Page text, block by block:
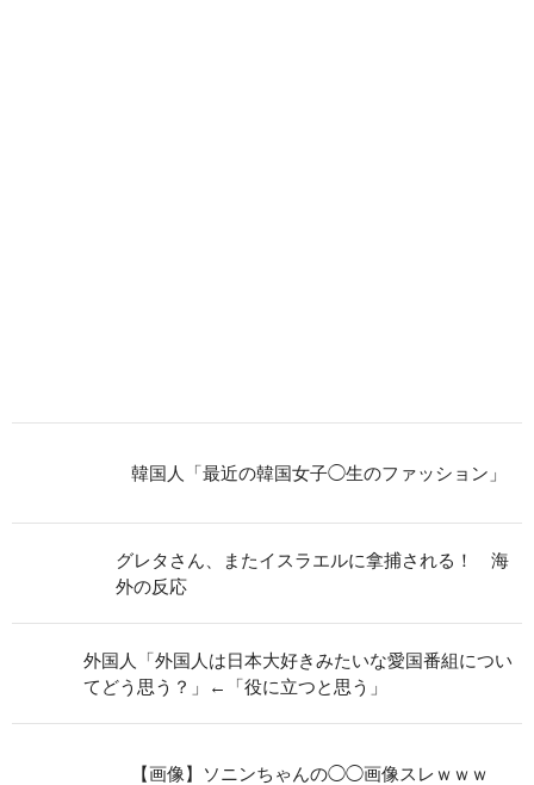
韓国人「最近の韓国女子◯生のファッション」
グレタさん、またイスラエルに拿捕される！ 海
外の反応
外国人「外国人は日本大好きみたいな愛国番組につい
てどう思う？」←「役に立つと思う」
【画像】ソニンちゃんの◯◯画像スレｗｗｗ